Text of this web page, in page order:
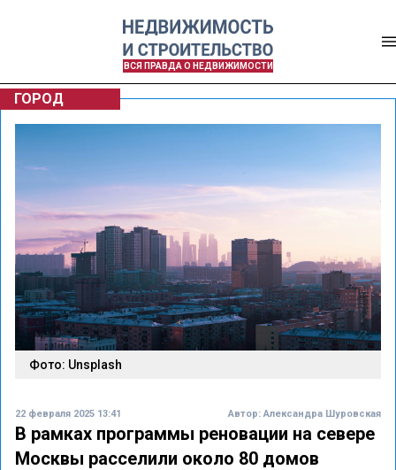
ВСЯ ПРАВДА О НЕДВИЖИМОСТИ
ГОРОД
Фото: Unsplash
22 февраля 2025 13:41 Автор:Александра Шуровская
В рамках программы реновации на севере
Москвы расселили около 80 домов